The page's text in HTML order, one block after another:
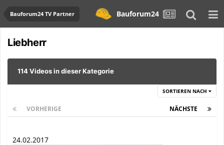
Bauforum24 TV Partner Bauforum24
Liebherr
114 Videos in dieser Kategorie
SORTIEREN NACH
VORHERIGE NÄCHSTE
24.02.2017